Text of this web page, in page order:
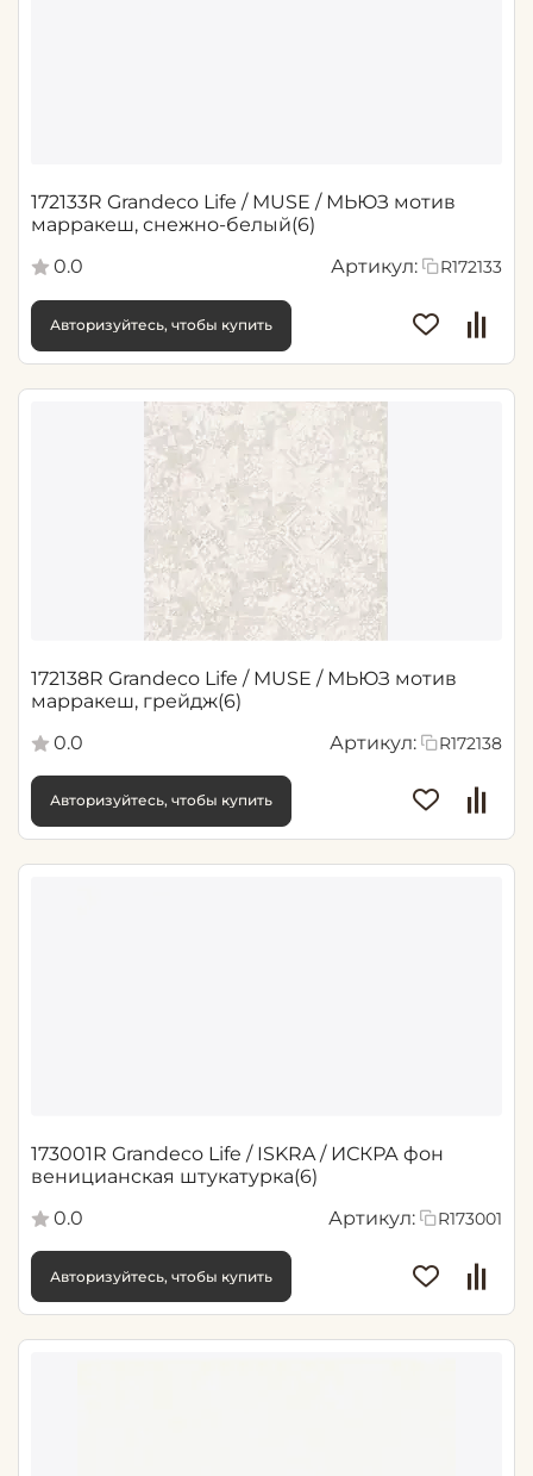
172133R Grandeco Life / MUSE / МЬЮЗ мотив
марракеш, снежно-белый(6)
0.0
Артикул: R172133
Авторизуйтесь, чтобы купить
172138R Grandeco Life / MUSE / МЬЮЗ мотив
марракеш, грейдж(6)
0.0
Артикул: R172138
Авторизуйтесь, чтобы купить
173001R Grandeco Life / ISKRA / ИСКРА фон
веницианская штукатурка(6)
0.0
Артикул: R173001
Авторизуйтесь, чтобы купить